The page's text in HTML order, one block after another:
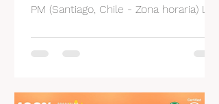
PM (Santiago, Chile - Zona horaria) Las